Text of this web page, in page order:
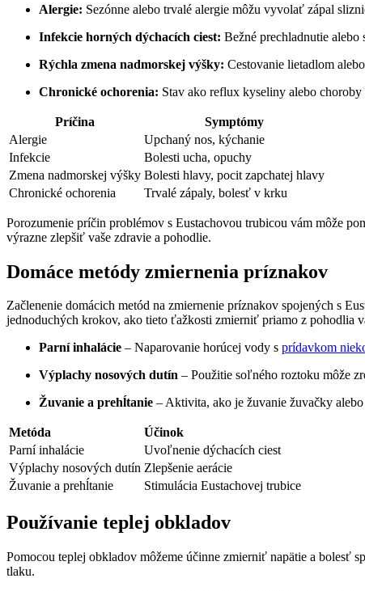
Alergie: Sezónne alebo trvalé alergie môžu vyvolať zápal
Infekcie horných dýchacích ciest: Bežné prechladnutie
Rýchla zmena nadmorskej výšky: Cestovanie lietadlom
Chronické ochorenia: Stav ako reflux kyseliny alebo
Príčina
Symptómy
Alergie
Upchaný nos, kýchanie
Infekcie
Bolesti ucha, opuchy
Zmena nadmorskej výšky Bolesti hlavy, pocit zapchatej hlavy
Chronické ochorenia
Trvalé zápaly, bolesť v krku
Porozumenie príčin problémov s Eustachovou trubicou vám môže
výrazne zlepšiť vaše zdravie a pohodlie.
Domáce metódy zmiernenia príznakov
Začlenenie domácich metód na zmiernenie príznakov spojených s
jednoduchých krokov, ako tieto ťažkosti zmierniť priamo z pohodlia
Parní inhalácie – Naparovanie horúcej vody s prídavkom
Výplachy nosových dutín – Použitie soľného roztoku môže
Žuvanie a prehĺtanie – Aktivita, ako je žuvanie žuvačky
Metóda
Účinok
Parní inhalácie
Uvoľnenie dýchacích ciest
Výplachy nosových dutín Zlepšenie aerácie
Žuvanie a prehĺtanie
Stimulácia Eustachovej trubice
Používanie teplej obkladov
Pomocou teplej obkladov môžeme účinne zmierniť napätie a bolesť
tlaku.